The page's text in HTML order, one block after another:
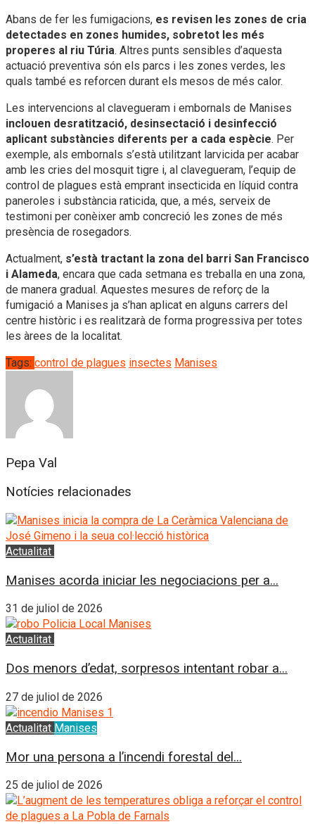
Abans de fer les fumigacions, es revisen les zones de cria
detectades en zones humides, sobretot les més
properes al riu Túria. Altres punts sensibles d’aquesta
actuació preventiva són els parcs i les zones verdes, les
quals també es reforcen durant els mesos de més calor.
Les intervencions al clavegueram i embornals de Manises
inclouen desratització, desinsectació i desinfecció
aplicant substàncies diferents per a cada espècie. Per
exemple, als embornals s’està utilitzant larvicida per acabar
amb les cries del mosquit tigre i, al clavegueram, l’equip de
control de plagues està emprant insecticida en líquid contra
paneroles i substància raticida, que, a més, serveix de
testimoni per conèixer amb concreció les zones de més
presència de rosegadors.
Actualment, s’està tractant la zona del barri San Francisco
i Alameda, encara que cada setmana es treballa en una zona,
de manera gradual. Aquestes mesures de reforç de la
fumigació a Manises ja s’han aplicat en alguns carrers del
centre històric i es realitzarà de forma progressiva per totes
les àrees de la localitat.
Tags: control de plagues insectes Manises
Pepa Val
Notícies relacionades
Actualitat
Manises acorda iniciar les negociacions per a...
31 de juliol de 2026
Actualitat
Dos menors d’edat, sorpresos intentant robar a...
27 de juliol de 2026
Actualitat Manises
Mor una persona a l’incendi forestal del...
25 de juliol de 2026